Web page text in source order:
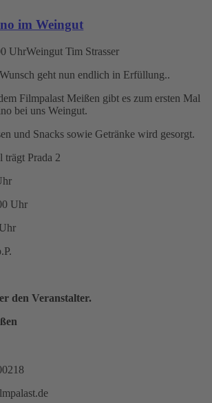
im Weingut
UhrWeingut Tim Strasser
geht nun endlich in Erfüllung..
Filmpalast Meißen gibt es zum ersten Mal
bei uns Weingut.
und Snacks sowie Getränke wird gesorgt.
trägt Prada 2
Uhr
den Veranstalter.